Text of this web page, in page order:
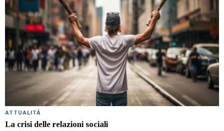
ATTUALITÀ
La crisi delle relazioni sociali